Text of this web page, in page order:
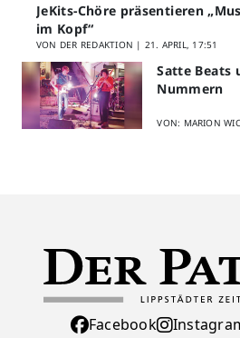
JeKits-Chöre präsentieren
im Kopf“
VON DER REDAKTION | 21. APRIL, 17:51
Satte Beats
Nummern
VON: MARION
Facebook